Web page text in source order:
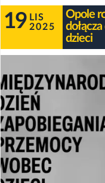
19 LIS
2025
Opole
dzieci